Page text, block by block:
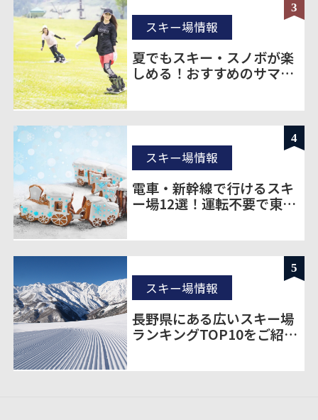
3
夏でもスキー・スノボが楽
しめる！おすすめのサマー
スキー場情報
4
電車・新幹線で行けるスキ
ー場12選！運転不要で東京
スキー場情報
5
長野県にある広いスキー場
ランキングTOP10をご紹
スキー場情報